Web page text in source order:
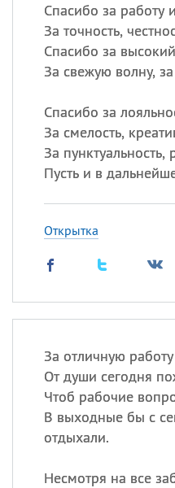
Спасибо за работу
За точность,
Спасибо за высокий
За свежую волну,
Спасибо за
За смелость,
За пунктуальность,
Пусть и в
Открытка
За отличную
От души сегодня
Чтоб рабочие
В выходные бы с
отдыхали.
Несмотря на все